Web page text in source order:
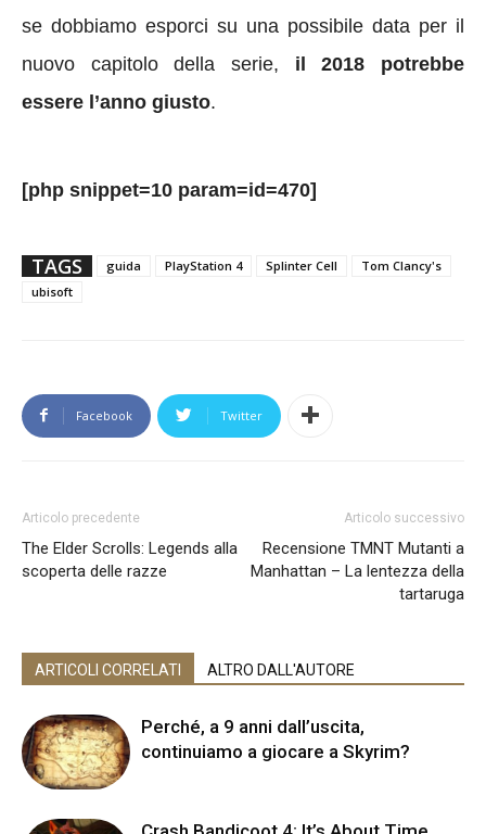
se dobbiamo esporci su una possibile data per il
nuovo capitolo della serie, il 2018 potrebbe
essere l’anno giusto.
[php snippet=10 param=id=470]
TAGS guida PlayStation 4 Splinter Cell
Tom Clancy's
ubisoft
Facebook Twitter
Articolo precedente
The Elder Scrolls: Legends alla
scoperta delle razze
Articolo successivo
Recensione TMNT Mutanti a
Manhattan – La lentezza della
tartaruga
ARTICOLI CORRELATI ALTRO DALL'AUTORE
Perché, a 9 anni dall’uscita,
continuiamo a giocare a Skyrim?